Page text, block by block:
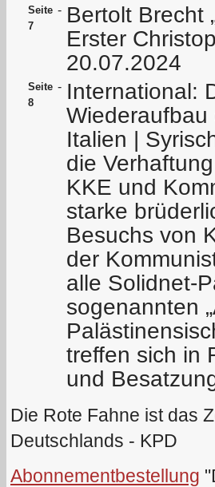
Seite
7
- Bertolt Brecht
Erster
20.07.2024
Seite
8
- International:
Italien |
die
KKE und
starke
Besuchs von
der
alle Solidnet-
sogenannten
treffen sich in
und
Die Rote Fahne ist das
Deutschlands - KPD
Abonnementbestellung